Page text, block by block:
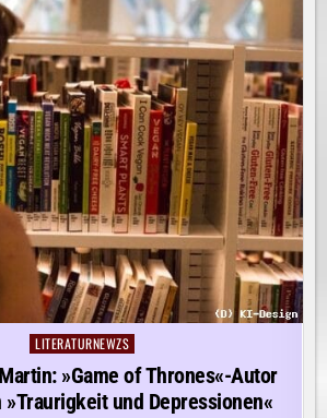
Posted
in
LITERATURNEWZS
»Game of Thrones«-Autor
und Depressionen«